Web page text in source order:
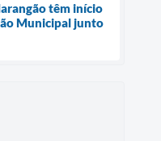
têm início
Municipal junto